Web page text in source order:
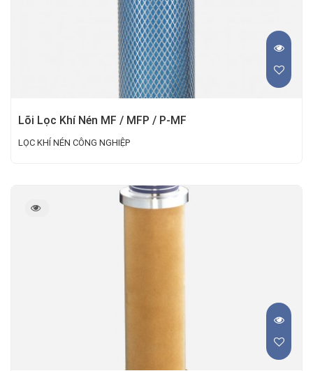
Lõi Lọc Khí Nén MF / MFP / P-MF
LỌC KHÍ NÉN CÔNG NGHIỆP